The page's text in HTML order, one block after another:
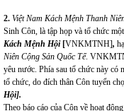
2. Việt Nam Kách Mệnh Thanh
Sinh Côn, là tập họp và tổ chức
Kách Mệnh Hội [VNKMTNH],
Niên Cộng Sản Quốc Tế.
yêu nước. Phía sau tổ chức này có
tổ chức, do đích thân Côn tuyển
Hội].
Theo báo cáo của Côn về hoạt